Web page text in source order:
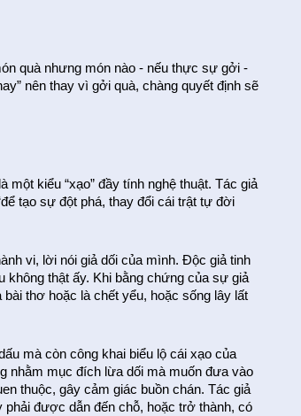
quà nhưng món nào - nếu thực sự gởi -
nên thay vì gởi quà, chàng quyết định sẽ
kiểu “xạo” đầy tính nghệ thuật. Tác giả
tạo sự đột phá, thay đổi cái trật tự đời
vi, lời nói giả dối của mình. Độc giả tinh
không thật ấy. Khi bằng chứng của sự giả
thơ hoặc là chết yểu, hoặc sống lây lất
mà còn công khai biểu lộ cái xạo của
nhằm mục đích lừa dối mà muốn đưa vào
thuộc, gây cảm giác buồn chán. Tác giả
được dẫn đến chỗ, hoặc trở thành, có